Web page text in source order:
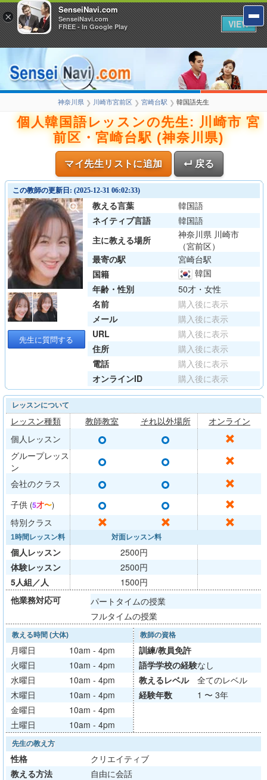
神奈川県 ❯ 川崎市宮前区 ❯ 宮崎台駅 ❯ 韓国語先生
個人韓国語レッスンの先生: 川崎市 宮
前区・宮崎台駅 (神奈川県)
マイ先生リストに追加 ↵ 戻る
この教師の更新日: (2025-12-31 06:02:33)
先生に質問する
教える言葉
韓国語
ネイティブ言語
韓国語
主に教える場所
神奈川県 川崎市
（宮前区）
最寄の駅
宮崎台駅
国籍
韓国
年齢・性別
50才・女性
名前
購入後に表示
メール
購入後に表示
URL
購入後に表示
住所
購入後に表示
電話
購入後に表示
オンラインID
購入後に表示
レッスンについて
レッスン種類 教師教室 それ以外場所
オンライン
個人レッスン
○ ○ ✕
グループレッス
ン
○ ○ ✕
会社のクラス ○ ○ ✕
子供 (5才〜) ○ ○ ✕
特別クラス ✕ ✕ ✕
1時間レッスン料 対面レッスン料
個人レッスン
2500円
体験レッスン
2500円
5人組／人
1500円
他業務対応可
パートタイムの授業
フルタイムの授業
教える時間 (大体)
月曜日
10am - 4pm
火曜日
10am - 4pm
水曜日
10am - 4pm
木曜日
10am - 4pm
金曜日
10am - 4pm
土曜日
10am - 4pm
教師の資格
訓練/教員免許
語学学校の経験なし
教えるレベル
全てのレベル
経験年数
1 〜 3年
先生の教え方
性格
クリエイティブ
教える方法
自由に会話
×
SenseiNavi.com
SenseiNavi.com
FREE - In Google Play
VIEW